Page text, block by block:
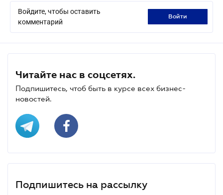
Войдите, чтобы оставить
комментарий
войти
Читайте нас в соцсетях.
Подпишитесь, чтоб быть в курсе всех бизнес-
новостей.
Подпишитесь на рассылку